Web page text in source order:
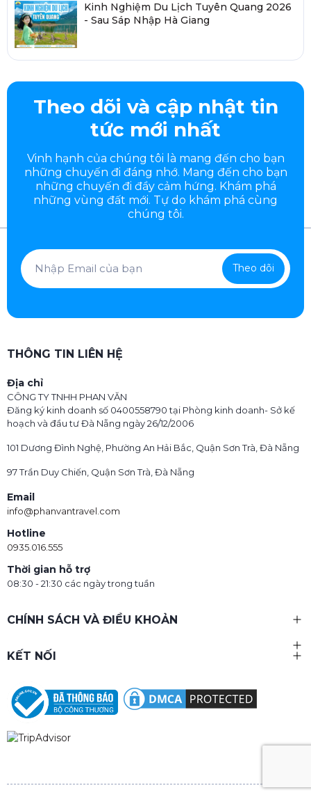
Kinh Nghiệm Du Lịch Tuyên Quang 2026
- Sau Sáp Nhập Hà Giang
Theo dõi và cập nhật tin
tức mới nhất
Vinh hạnh của chúng tôi là mang đến cho bạn
những chuyến đi đáng nhớ. Mang đến cho bạn
những chuyến đi đầycảm hứng. Khám phá
những vùng đất mới. Tự do khám phá cùng
chúng tôi.
Theo dõi
THÔNG TIN LIÊN HỆ
Địa chỉ
CÔNG TY TNHH PHAN VĂN
Đăng ký kinh doanh số 0400558790 tại Phòng kinh doanh- Sở kế
hoạch và đầu tư Đà Nẵng ngày 26/12/2006
101 Dương Đình Nghệ, Phường An Hải Bắc, Quận Sơn Trà, Đà Nẵng
97 Trần Duy Chiến, Quận Sơn Trà, Đà Nẵng
Email
info@phanvantravel.com
Hotline
0935.016.555
Thời gian hỗ trợ
08:30 - 21:30 các ngày trong tuần
CHÍNH SÁCH VÀ ĐIỀU KHOẢN
KẾT NỐI